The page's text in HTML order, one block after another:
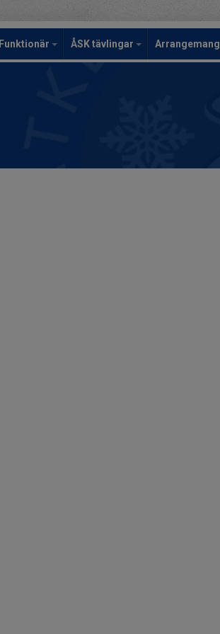
Funktionär ÅSK tävlingar Arrangemang